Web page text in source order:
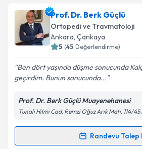
kapsamda işlenmesini kabul
Takvim Talebini
Op. Dr. Mehmet Batu Ertan
talebi oluşturun. Size bu uzmandan
için bir takvim hazırlandığında e-
bilgilendireceğiz.
E-posta Adresiniz
Kişisel verilerimin işlenmesine
Metni'ni okudum ve kişisel
kapsamda işlenmesini kabul
Prof. Dr. Berk Güçlü
Ortopedi ve Travmatoloji
Ankara, Çankaya
5 (45 Değerlendirme)
Ben dört yaşında düşme sonucunda
geçirdim. Bunun sonucunda...
Prof. Dr. Berk Güçlü Muayenehanesi
Tunali Hilmi Cad. Remzi Oğuz Arık Mah. 114/45
Randevu Talep
Randevu Takvimi Talebi